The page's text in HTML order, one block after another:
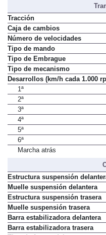
Tracción
Caja de cambios
Número de velocidades
Tipo de mando
Tipo de Embrague
Tipo de mecanismo
Desarrollos (km/h cada 1.000
1ª
2ª
3ª
4ª
5ª
6ª
Marcha atrás
Estructura suspensión
Muelle suspensión delantera
Estructura suspensión trasera
Muelle suspensión trasera
Barra estabilizadora delantera
Barra estabilizadora trasera